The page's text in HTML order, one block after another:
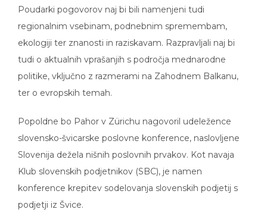
Poudarki pogovorov naj bi bili namenjeni tudi
regionalnim vsebinam, podnebnim spremembam,
ekologiji ter znanosti in raziskavam. Razpravljali naj bi
tudi o aktualnih vprašanjih s področja mednarodne
politike, vključno z razmerami na Zahodnem Balkanu,
ter o evropskih temah.
Popoldne bo Pahor v Zürichu nagovoril udeležence
slovensko-švicarske poslovne konference, naslovljene
Slovenija dežela nišnih poslovnih prvakov. Kot navaja
Klub slovenskih podjetnikov (SBC), je namen
konference krepitev sodelovanja slovenskih podjetij s
podjetji iz Švice.